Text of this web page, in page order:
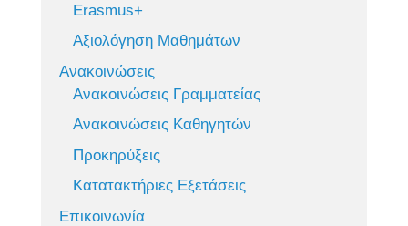
Erasmus+
Αξιολόγηση Μαθημάτων
Ανακοινώσεις
Ανακοινώσεις Γραμματείας
Ανακοινώσεις Καθηγητών
Προκηρύξεις
Κατατακτήριες Εξετάσεις
Επικοινωνία